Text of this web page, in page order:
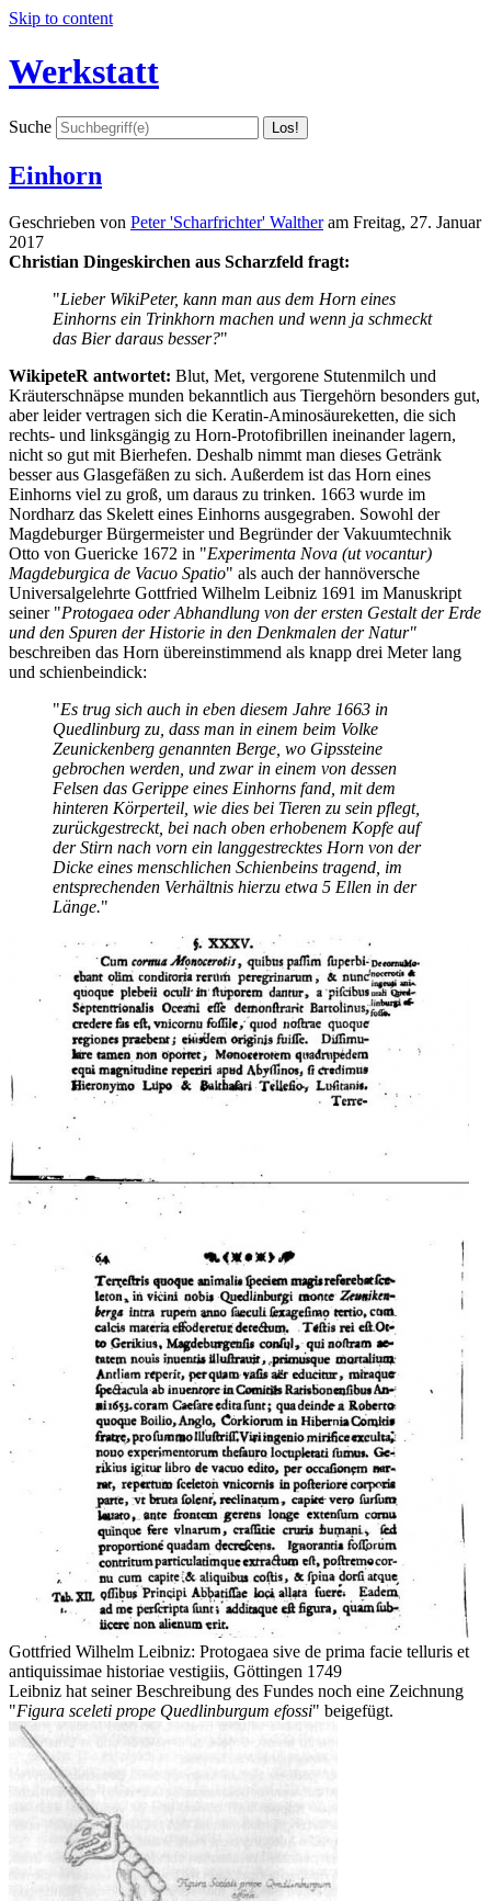
Skip to content
Werkstatt
Suche
Einhorn
Geschrieben von Peter 'Scharfrichter' Waltheram Freitag, 27. Januar
2017
Christian Dingeskirchen aus Scharzfeld fragt:
"Lieber WikiPeter, kann man aus dem Horn eines
Einhorns ein Trinkhorn machen und wenn ja schmeckt
das Bier daraus besser?"
WikipeteR antwortet: Blut, Met, vergorene Stutenmilch und
Kräuterschnäpse munden bekanntlich aus Tiergehörn besonders gut,
aber leider vertragen sich die Keratin-Aminosäureketten, die sich
rechts- und linksgängig zu Horn-Protofibrillen ineinander lagern,
nicht so gut mit Bierhefen. Deshalb nimmt man dieses Getränk
besser aus Glasgefäßen zu sich. Außerdem ist das Horn eines
Einhorns viel zu groß, um daraus zu trinken. 1663 wurde im
Nordharz das Skelett eines Einhorns ausgegraben. Sowohl der
Magdeburger Bürgermeister und Begründer der Vakuumtechnik
Otto von Guericke 1672 in "Experimenta Nova (ut vocantur)
Magdeburgica de Vacuo Spatio" als auch der hannöversche
Universalgelehrte Gottfried Wilhelm Leibniz 1691 im Manuskript
seiner "Protogaea oder Abhandlung von der ersten Gestalt der Erde
und den Spuren der Historie in den Denkmalen der Natur"
beschreiben das Horn übereinstimmend als knapp drei Meter lang
und schienbeindick:
"Es trug sich auch in eben diesem Jahre 1663 in
Quedlinburg zu, dass man in einem beim Volke
Zeunickenberg genannten Berge, wo Gipssteine
gebrochen werden, und zwar in einem von dessen
Felsen das Gerippe eines Einhorns fand, mit dem
hinteren Körperteil, wie dies bei Tieren zu sein pflegt,
zurückgestreckt, bei nach oben erhobenem Kopfe auf
der Stirn nach vorn ein langgestrecktes Horn von der
Dicke eines menschlichen Schienbeins tragend, im
entsprechenden Verhältnis hierzu etwa 5 Ellen in der
Länge."
Gottfried Wilhelm Leibniz: Protogaea sive de prima facie telluris et
antiquissimae historiae vestigiis, Göttingen 1749
Leibniz hat seiner Beschreibung des Fundes noch eine Zeichnung
"Figura sceleti prope Quedlinburgum efossi" beigefügt.